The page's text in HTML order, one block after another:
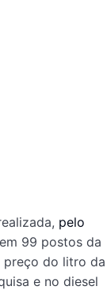
pelo
99 postos da
preço do litro da
e no diesel